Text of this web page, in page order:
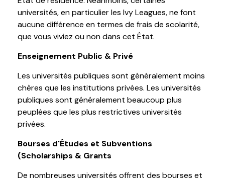
universités, en particulier les Ivy Leagues, ne font
aucune différence en termes de frais de scolarité,
que vous viviez ou non dans cet État.
Enseignement Public & Privé
Les universités publiques sont généralement moins
chères que les institutions privées. Les universités
publiques sont généralement beaucoup plus
peuplées que les plus restrictives universités
privées.
Bourses d'Études et Subventions
(Scholarships & Grants
De nombreuses universités offrent des bourses et